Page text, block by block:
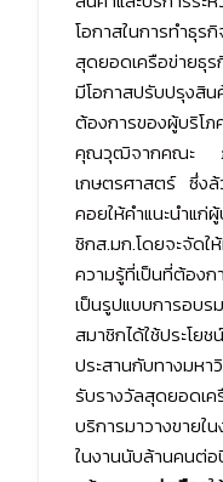
โอกาสในการทำธุร
สุดยอดเครือข่ายธุ
มีโอกาสปรับปรุงสิ
ต้องการของผู้บริโ
คุณวุฒิจากคณะ ภ
เกษตรศาสตร์ ซึ่งล้
คอยให้คำแนะนำแก่
ชิกส.มก.โดยจะจัดใ
ความรู้ที่เป็นที่ต้อง
เป็นรูปแบบการอบ
สมาชิกได้ใช้ประโ
ประสานกับทางมห
รับรางวัลสุดยอดเค
บริการมาวางขายใ
ในงานนับล้านคนต่